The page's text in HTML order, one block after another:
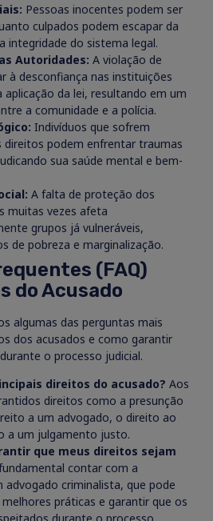
Pessoas inocentes podem ser
culpados podem escapar da
integridade do sistema legal.
Autoridades: A violação de
à desconfiança nas instituições
aplicação da lei, resultando em um
a comunidade e a polícia.
Indivíduos que sofrem
direitos podem enfrentar traumas
sua saúde mental e bem-
A falta de proteção dos
muitas vezes afeta
grupos já vulneráveis,
de pobreza e marginalização.
(FAQ)
do Acusado
algumas das perguntas mais
dos acusados e como garantir
o processo judicial.
direitos do acusado? Aos
direitos como a presunção
a um advogado, o direito ao
a um julgamento justo.
que meus direitos sejam
contar com a
advogado criminalista, que pode
práticas e garantir que os